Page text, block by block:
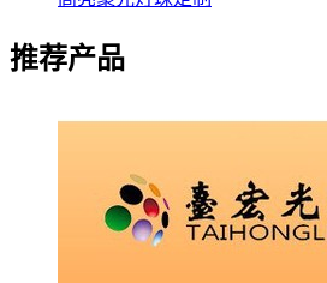
推荐产品